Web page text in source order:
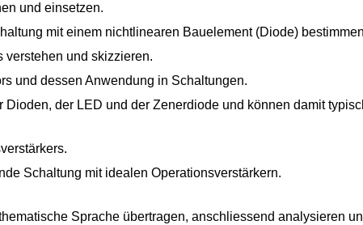
und einsetzen.
mit einem nichtlinearen Bauelement (Diode)
verstehen und skizzieren.
und dessen Anwendung in Schaltungen.
der LED und der Zenerdiode und können damit
Schaltung mit idealen Operationsverstärkern.
Sprache übertragen, anschliessend analysieren